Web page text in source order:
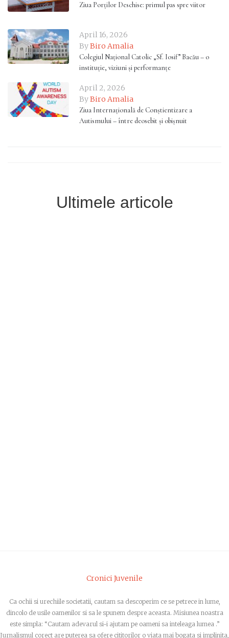
Ziua Porților Deschise: primul pas spre viitor
April 16, 2026
ByBiro Amalia
Colegiul Național Catolic „Sf. Iosif” Bacău – o
instituție, viziuni și performanțe
April 2, 2026
ByBiro Amalia
Ziua Internațională de Conștientizare a
Autismului – între deosebit și obișnuit
Ultimele articole
Cronici Juvenile
Ca ochii si urechiile societatii, cautam sa descoperim ce se petrece in lume,
dincolo de usile oamenilor si sa le spunem despre aceasta. Misiunea noastra
este simpla: “Cautam adevarul si-i ajutam pe oameni sa inteleaga lumea .”
Jurnalismul corect are puterea sa ofere cititorilor o viata mai bogata si implinita,